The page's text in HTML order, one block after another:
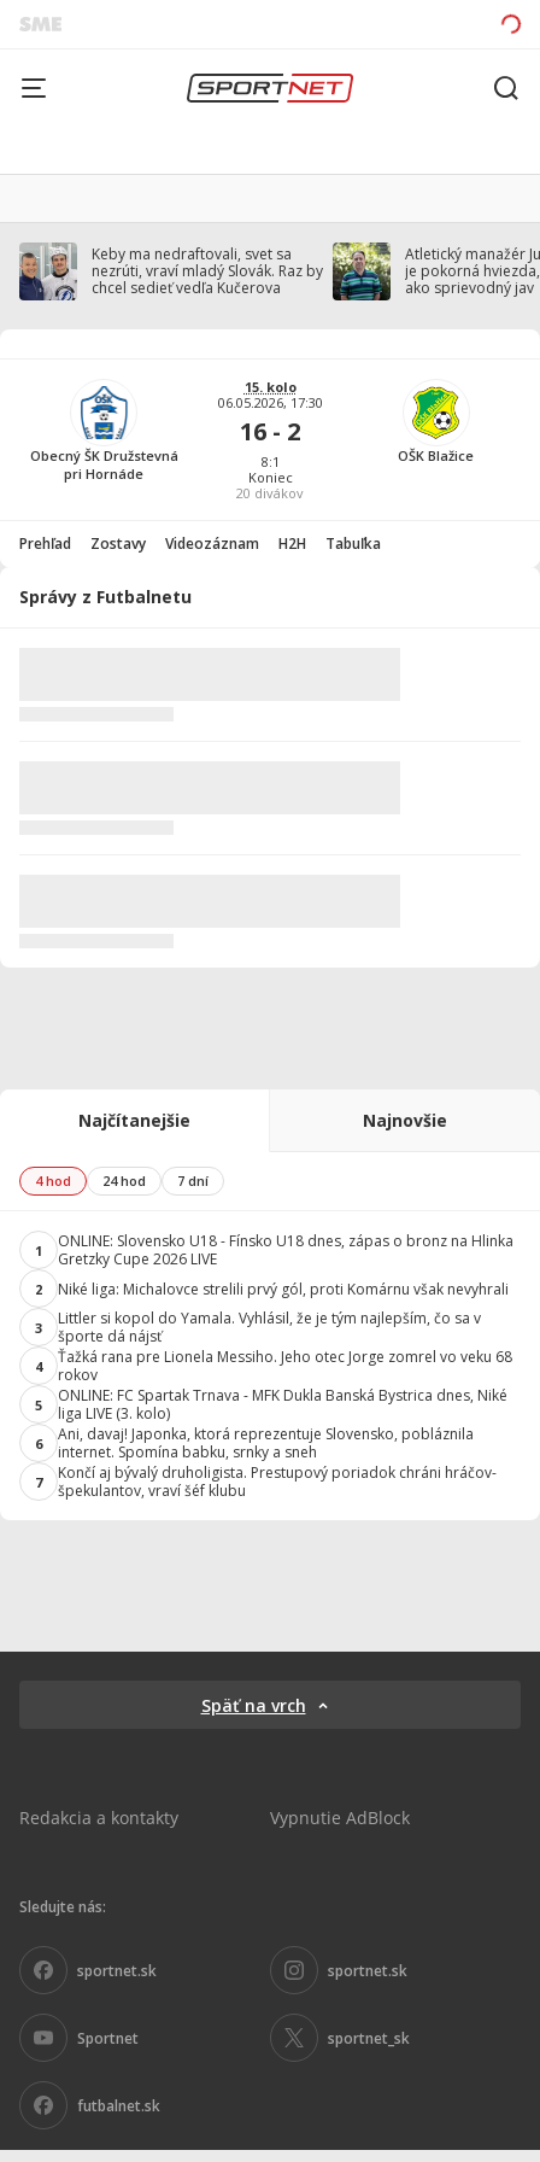
Keby ma nedraftovali, svet sa
nezrúti, vraví mladý Slovák. Raz by
chcel sedieť vedľa Kučerova
Atletický manažér
je pokorná
ako sprievodný jav
Obecný ŠK Družstevná
pri Hornáde
15. kolo
06.05.2026, 17:30
16 - 2
8:1
Koniec
20 divákov
OŠK Blažice
Prehľad Zostavy Videozáznam H2H Tabuľka
Správy z Futbalnetu
Najčítanejšie Najnovšie
4 hod 24 hod 7 dní
1
ONLINE: Slovensko U18 - Fínsko U18 dnes, zápas o bronz na Hlinka
Gretzky Cupe 2026 LIVE
2 Niké liga: Michalovce strelili prvý gól, proti Komárnu však nevyhrali
3
Littler si kopol do Yamala. Vyhlásil, že je tým najlepším, čo sa v
športe dá nájsť
4
Ťažká rana pre Lionela Messiho. Jeho otec Jorge zomrel vo veku 68
rokov
5
ONLINE: FC Spartak Trnava - MFK Dukla Banská Bystrica dnes, Niké
liga LIVE (3. kolo)
6
Ani, davaj! Japonka, ktorá reprezentuje Slovensko, pobláznila
internet. Spomína babku, srnky a sneh
7
Končí aj bývalý druholigista. Prestupový poriadok chráni hráčov-
špekulantov, vraví šéf klubu
Späť na vrch
Redakcia a kontakty Vypnutie AdBlock
Sledujte nás:
sportnet.sk sportnet.sk
Sportnet sportnet_sk
futbalnet.sk